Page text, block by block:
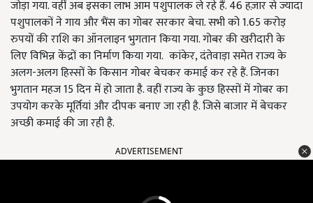
जोड़ा गया. वहीं अब इसका लाभ आम पशुपालक ले रहे हैं. 46 हज़ार से ज्यादा
पशुपालकों ने गाय और भैंस का गोबर सरकार बेचा. सभी को 1.65 करोड़
रुपयों की राशि का ऑनलाइन भुगतान किया गया. गोबर की खरीदारी के
लिए विभिन्न केंद्रों का निर्माण किया गया. कांकेर, दंतेवाड़ा समेत राज्य के
अलग-अलग हिस्सों के किसान गोबर बेचकर कमाई कर रहे हैं. जिनका
भुगतान महज 15 दिन में हो जाता है. वहीं राज्य के कुछ हिस्सों में गोबर का
उपयोग करके मूर्तियां और दीपक बनाए जा रही है. जिसे बाजार में बेचकर
अच्छी कमाई की जा रही है.
ADVERTISEMENT